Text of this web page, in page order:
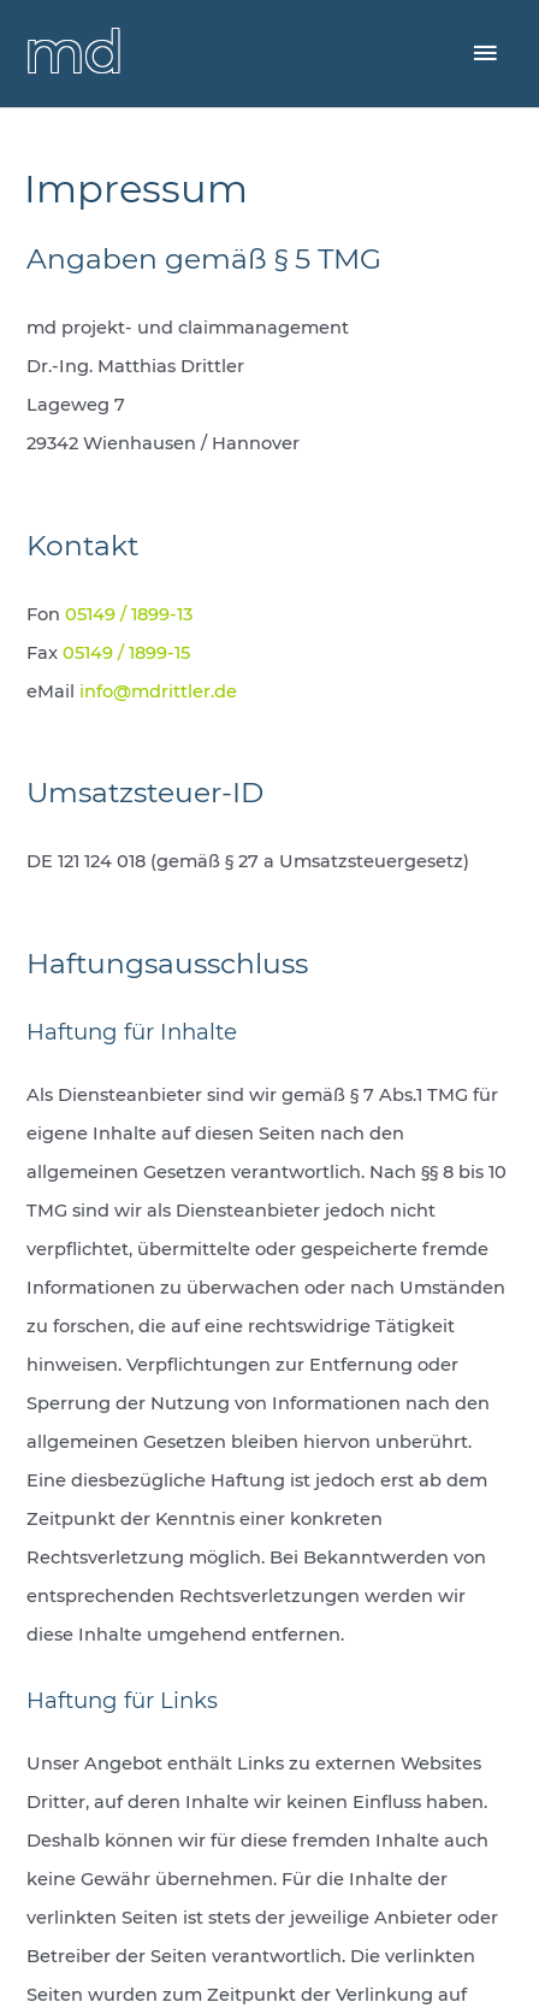
Inhalt
springen
Startseite
Impressum
Angaben gemäß § 5 TMG
md projekt- und claimmanagement
Dr.-Ing. Matthias Drittler
Lageweg 7
29342 Wienhausen / Hannover
Kontakt
Fon05149 / 1899-13
Fax05149 / 1899-15
eMail info@mdrittler.de
Umsatzsteuer-ID
DE 121 124 018 (gemäß § 27 a Umsatzsteuergesetz)
Haftungsausschluss
Haftung für Inhalte
Als Diensteanbieter sind wir gemäß § 7 Abs.1 TMG für
eigene Inhalte auf diesen Seiten nach den
allgemeinen Gesetzen verantwortlich. Nach §§ 8 bis 10
TMG sind wir als Diensteanbieter jedoch nicht
verpflichtet, übermittelte oder gespeicherte fremde
Informationen zu überwachen oder nach Umständen
zu forschen, die auf eine rechtswidrige Tätigkeit
hinweisen. Verpflichtungen zur Entfernung oder
Sperrung der Nutzung von Informationen nach den
allgemeinen Gesetzen bleiben hiervon unberührt.
Eine diesbezügliche Haftung ist jedoch erst ab dem
Zeitpunkt der Kenntnis einer konkreten
Rechtsverletzung möglich. Bei Bekanntwerden von
entsprechenden Rechtsverletzungen werden wir
diese Inhalte umgehend entfernen.
Haftung für Links
Unser Angebot enthält Links zu externen Websites
Dritter, auf deren Inhalte wir keinen Einfluss haben.
Deshalb können wir für diese fremden Inhalte auch
keine Gewähr übernehmen. Für die Inhalte der
verlinkten Seiten ist stets der jeweilige Anbieter oder
Betreiber der Seiten verantwortlich. Die verlinkten
Seiten wurden zum Zeitpunkt der Verlinkung auf